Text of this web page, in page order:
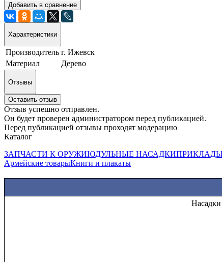
Добавить в сравнение
Характеристики
Производитель г. Ижевск
Материал
Дерево
Отзывы
Оставить отзыв
Отзыв успешно отправлен.
Он будет проверен администратором перед публикацией.
Перед публикацией отзывы проходят модерацию
Каталог
ЗАПЧАСТИ К ОРУЖИЮДУЛЬНЫЕ НАСАДКИ
Армейские товарыКниги и плакаты